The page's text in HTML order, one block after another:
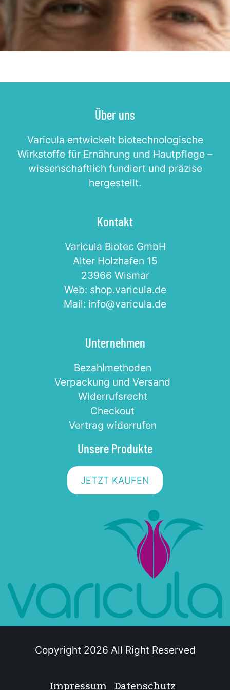
Über uns
Varicula entwickelt biotechnologische
Wirkstoffe für Ernährung und Hautpflege –
wissenschaftlich fundiert und präzise
hergestellt.
Kontakt
Varicula Biotec GmbH
Alter Holzhafen 15
23966 Wismar
Web: shop.varicula.de
Mail: info@varicula.de
Unternehmen
Bezahlmethoden
Verpackung und Versand
Widerrufsrecht
Checkout
Vertrag widerrufen
Unsere Produkte
JETZT KAUFEN
Copyright 2026 All Right Reserved
Impressum Datenschutz